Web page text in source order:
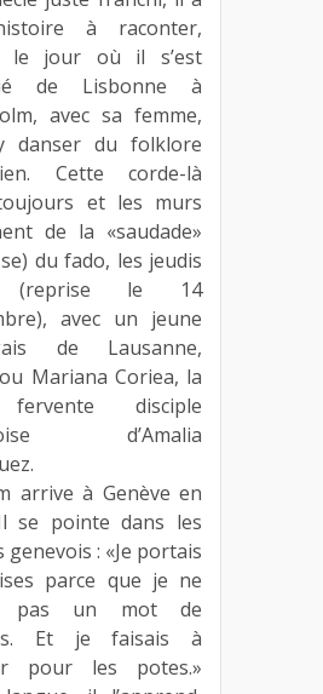
à raconter,
le jour où il s’est
de Lisbonne à
avec sa femme,
danser du folklore
Cette corde-là
et les murs
de la «saudade»
du fado, les jeudis
(reprise le 14
avec un jeune
de Lausanne,
Mariana Coriea, la
disciple
d’Amalia
arrive à Genève en
se pointe dans les
genevois : «Je portais
parce que je ne
pas un mot de
Et je faisais à
pour les potes.»